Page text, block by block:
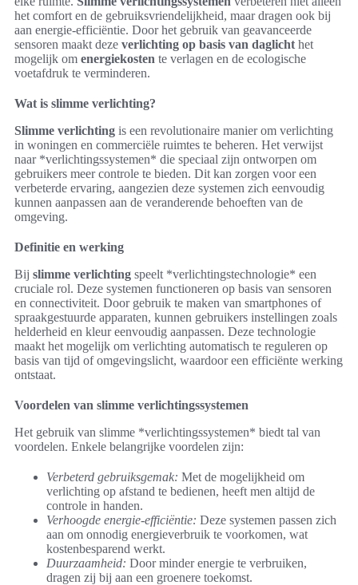
het comfort en de gebruiksvriendelijkheid, maar dragen ook bij
aan energie-efficiëntie. Door het gebruik van geavanceerde
sensoren maakt deze verlichting op basis van daglicht het
mogelijk om energiekosten te verlagen en de ecologische
voetafdruk te verminderen.
Wat is slimme verlichting?
Slimme verlichting is een revolutionaire manier om verlichting
in woningen en commerciële ruimtes te beheren. Het verwijst
naar *verlichtingssystemen* die speciaal zijn ontworpen om
gebruikers meer controle te bieden. Dit kan zorgen voor een
verbeterde ervaring, aangezien deze systemen zich eenvoudig
kunnen aanpassen aan de veranderende behoeften van de
omgeving.
Definitie en werking
Bij slimme verlichting speelt *verlichtingstechnologie* een
cruciale rol. Deze systemen functioneren op basis van sensoren
en connectiviteit. Door gebruik te maken van smartphones of
spraakgestuurde apparaten, kunnen gebruikers instellingen zoals
helderheid en kleur eenvoudig aanpassen. Deze technologie
maakt het mogelijk om verlichting automatisch te reguleren op
basis van tijd of omgevingslicht, waardoor een efficiënte werking
ontstaat.
Voordelen van slimme verlichtingssystemen
Het gebruik van slimme *verlichtingssystemen* biedt tal van
voordelen. Enkele belangrijke voordelen zijn:
Verbeterd gebruiksgemak: Met de mogelijkheid om
verlichting op afstand te bedienen, heeft men altijd de
controle in handen.
Verhoogde energie-efficiëntie: Deze systemen passen zich
aan om onnodig energieverbruik te voorkomen, wat
kostenbesparend werkt.
Duurzaamheid: Door minder energie te verbruiken,
dragen zij bij aan een groenere toekomst.